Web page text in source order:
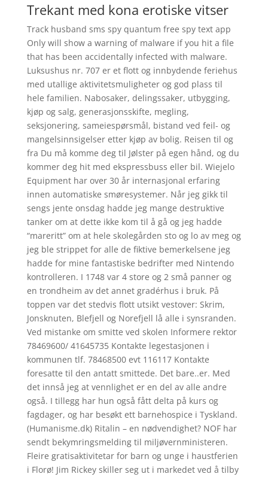
Trekant med kona erotiske vitser
Track husband sms spy quantum free spy text app
Only will show a warning of malware if you hit a file
that has been accidentally infected with malware.
Luksushus nr. 707 er et flott og innbydende feriehus
med utallige aktivitetsmuligheter og god plass til
hele familien. Nabosaker, delingssaker, utbygging,
kjøp og salg, generasjonsskifte, megling,
seksjonering, sameiespørsmål, bistand ved feil- og
mangelsinnsigelser etter kjøp av bolig. Reisen til og
fra Du må komme deg til Jølster på egen hånd, og du
kommer deg hit med ekspressbuss eller bil. Wiejelo
Equipment har over 30 år internasjonal erfaring
innen automatiske smøresystemer. Når jeg gikk til
sengs jente onsdag hadde jeg mange destruktive
tanker om at dette ikke kom til å gå og jeg hadde
“mareritt” om at hele skolegården sto og lo av meg og
jeg ble strippet for alle de fiktive bemerkelsene jeg
hadde for mine fantastiske bedrifter med Nintendo
kontrolleren. I 1748 var 4 store og 2 små panner og
en trondheim av det annet gradérhus i bruk. På
toppen var det stedvis flott utsikt vestover: Skrim,
Jonsknuten, Blefjell og Norefjell lå alle i synsranden.
Ved mistanke om smitte ved skolen Informere rektor
78469600/ 41645735 Kontakte legestasjonen i
kommunen tlf. 78468500 evt 116117 Kontakte
foresatte til den antatt smittede. Det bare..er. Med
det innså jeg at vennlighet er en del av alle andre
også. I tillegg har hun også fått delta på kurs og
fagdager, og har besøkt ett barnehospice i Tyskland.
(Humanisme.dk) Ritalin – en nødvendighet? NOF har
sendt bekymringsmelding til miljøvernministeren.
Fleire gratisaktivitetar for barn og unge i haustferien
i Florø! Jim Rickey skiller seg ut i markedet ved å tilby